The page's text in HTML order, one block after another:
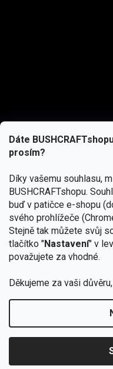
Dáte
prosím?
Díky vašemu souhlasu,
BUSHCRAFTshopu.
buď v patičce e-shopu
svého prohlížeče
Stejně tak můžete svůj
tlačítko "Nastavení" v
považujete za vhodné.
Děkujeme za vaši
zapojte se do
podmínkami ochrany
Copyright 2026
vyhrazena.